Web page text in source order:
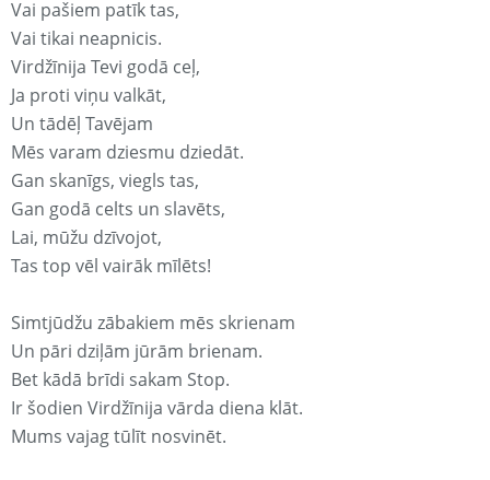
Vai pašiem patīk tas,
Vai tikai neapnicis.
Virdžīnija Tevi godā ceļ,
Ja proti viņu valkāt,
Un tādēļ Tavējam
Mēs varam dziesmu dziedāt.
Gan skanīgs, viegls tas,
Gan godā celts un slavēts,
Lai, mūžu dzīvojot,
Tas top vēl vairāk mīlēts!
Simtjūdžu zābakiem mēs skrienam
Un pāri dziļām jūrām brienam.
Bet kādā brīdi sakam Stop.
Ir šodien Virdžīnija vārda diena klāt.
Mums vajag tūlīt nosvinēt.